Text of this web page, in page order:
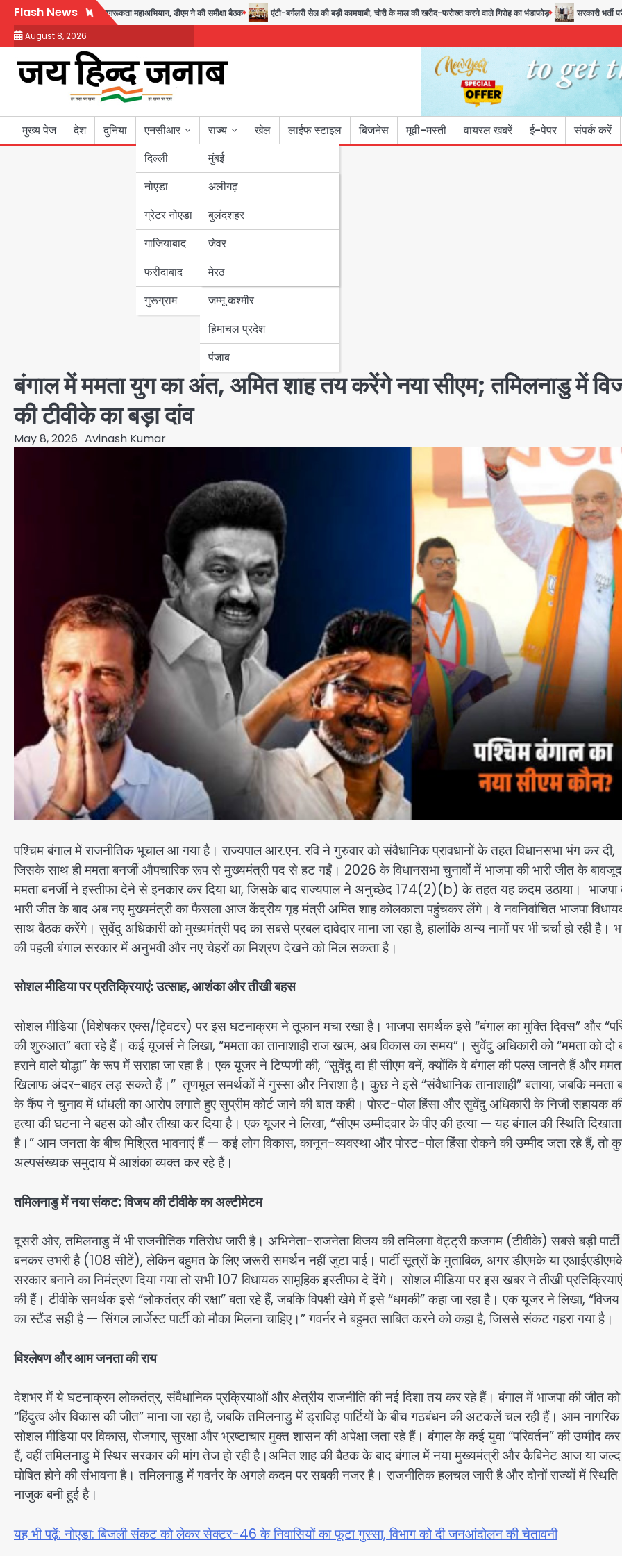
Skip
content
Flash News
चलेगा जन-जागरूकता महाअभियान, डीएम ने की समीक्षा बैठक एंटी-बर्गलरी सेल की बड़ी कामयाबी, चोरी के माल की खरीद-फरोख्त करने वाले गिरोह का भंडाफोड़ सरकारी भर्ती परीक्षाओं में
August 8, 2026
मुख्य पेज देश दुनिया
एनसीआर
दिल्ली
नोएडा
ग्रेटर नोएडा
गाजियाबाद
फरीदाबाद
गुरूग्राम
राज्य
मुंबई
उत्तर प्रदेश
अलीगढ़
बुलंदशहर
जेवर
मेरठ
बिहार
पंजाब
हरियाणा
जम्मू कश्मीर
हिमाचल प्रदेश
पंजाब
खेल लाईफ स्टाइल बिजनेस मूवी-मस्ती वायरल खबरें ई-पेपर संपर्क करें
बंगाल में ममता युग का अंत, अमित शाह तय करेंगे नया सीएम; तमिलनाडु में
की टीवीके का बड़ा दांव
May 8, 2026 Avinash Kumar
पश्चिम बंगाल में राजनीतिक भूचाल आ गया है। राज्यपाल आर.एन. रवि ने गुरुवार को संवैधानिक प्रावधानों के तहत विधानसभा भंग कर दी,
जिसके साथ ही ममता बनर्जी औपचारिक रूप से मुख्यमंत्री पद से हट गईं। 2026 के विधानसभा चुनावों में भाजपा की भारी जीत के बावजूद
ममता बनर्जी ने इस्तीफा देने से इनकार कर दिया था, जिसके बाद राज्यपाल ने अनुच्छेद 174(2)(b) के तहत यह कदम उठाया। भाजपा
भारी जीत के बाद अब नए मुख्यमंत्री का फैसला आज केंद्रीय गृह मंत्री अमित शाह कोलकाता पहुंचकर लेंगे। वे नवनिर्वाचित भाजपा
साथ बैठक करेंगे। सुवेंदु अधिकारी को मुख्यमंत्री पद का सबसे प्रबल दावेदार माना जा रहा है, हालांकि अन्य नामों पर भी चर्चा हो रही है।
की पहली बंगाल सरकार में अनुभवी और नए चेहरों का मिश्रण देखने को मिल सकता है।
सोशल मीडिया पर प्रतिक्रियाएं: उत्साह, आशंका और तीखी बहस
सोशल मीडिया (विशेषकर एक्स/ट्विटर) पर इस घटनाक्रम ने तूफान मचा रखा है। भाजपा समर्थक इसे “बंगाल का मुक्ति दिवस” और
की शुरुआत” बता रहे हैं। कई यूजर्स ने लिखा, “ममता का तानाशाही राज खत्म, अब विकास का समय”। सुवेंदु अधिकारी को “ममता को दो
हराने वाले योद्धा” के रूप में सराहा जा रहा है। एक यूजर ने टिप्पणी की, “सुवेंदु दा ही सीएम बनें, क्योंकि वे बंगाल की पल्स जानते हैं और
खिलाफ अंदर-बाहर लड़ सकते हैं।” तृणमूल समर्थकों में गुस्सा और निराशा है। कुछ ने इसे “संवैधानिक तानाशाही” बताया, जबकि ममता
के कैंप ने चुनाव में धांधली का आरोप लगाते हुए सुप्रीम कोर्ट जाने की बात कही। पोस्ट-पोल हिंसा और सुवेंदु अधिकारी के निजी सहायक
हत्या की घटना ने बहस को और तीखा कर दिया है। एक यूजर ने लिखा, “सीएम उम्मीदवार के पीए की हत्या — यह बंगाल की स्थिति दिखाता
है।” आम जनता के बीच मिश्रित भावनाएं हैं — कई लोग विकास, कानून-व्यवस्था और पोस्ट-पोल हिंसा रोकने की उम्मीद जता रहे हैं, तो
अल्पसंख्यक समुदाय में आशंका व्यक्त कर रहे हैं।
तमिलनाडु में नया संकट: विजय की टीवीके का अल्टीमेटम
दूसरी ओर, तमिलनाडु में भी राजनीतिक गतिरोध जारी है। अभिनेता-राजनेता विजय की तमिलगा वेट्ट्री कजगम (टीवीके) सबसे बड़ी पार्टी
बनकर उभरी है (108 सीटें), लेकिन बहुमत के लिए जरूरी समर्थन नहीं जुटा पाई। पार्टी सूत्रों के मुताबिक, अगर डीएमके या
सरकार बनाने का निमंत्रण दिया गया तो सभी 107 विधायक सामूहिक इस्तीफा दे देंगे। सोशल मीडिया पर इस खबर ने तीखी
की हैं। टीवीके समर्थक इसे “लोकतंत्र की रक्षा” बता रहे हैं, जबकि विपक्षी खेमे में इसे “धमकी” कहा जा रहा है। एक यूजर ने लिखा,
का स्टैंड सही है — सिंगल लार्जेस्ट पार्टी को मौका मिलना चाहिए।” गवर्नर ने बहुमत साबित करने को कहा है, जिससे संकट गहरा गया है।
विश्लेषण और आम जनता की राय
देशभर में ये घटनाक्रम लोकतंत्र, संवैधानिक प्रक्रियाओं और क्षेत्रीय राजनीति की नई दिशा तय कर रहे हैं। बंगाल में भाजपा की जीत को
“हिंदुत्व और विकास की जीत” माना जा रहा है, जबकि तमिलनाडु में ड्राविड़ पार्टियों के बीच गठबंधन की अटकलें चल रही हैं। आम नागरिक
सोशल मीडिया पर विकास, रोजगार, सुरक्षा और भ्रष्टाचार मुक्त शासन की अपेक्षा जता रहे हैं। बंगाल के कई युवा “परिवर्तन” की उम्मीद
हैं, वहीं तमिलनाडु में स्थिर सरकार की मांग तेज हो रही है।अमित शाह की बैठक के बाद बंगाल में नया मुख्यमंत्री और कैबिनेट आज या जल्द
घोषित होने की संभावना है। तमिलनाडु में गवर्नर के अगले कदम पर सबकी नजर है। राजनीतिक हलचल जारी है और दोनों राज्यों में स्थिति
नाजुक बनी हुई है।
यह भी पढ़ें: नोएडा: बिजली संकट को लेकर सेक्टर-46 के निवासियों का फूटा गुस्सा, विभाग को दी जनआंदोलन की चेतावनी